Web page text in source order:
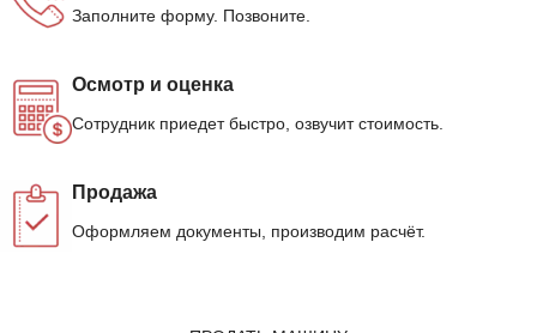
Заполните форму. Позвоните.
Осмотр и оценка
Сотрудник приедет быстро, озвучит стоимость.
Продажа
Оформляем документы, производим расчёт.